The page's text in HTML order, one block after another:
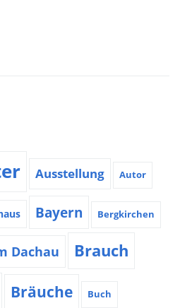
Ausstellung Autor
Bayern Bergkirchen
Dachau Brauch
Bräuche Buch